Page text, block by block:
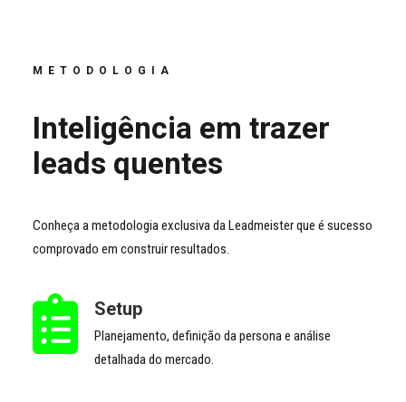
METODOLOGIA
Inteligência em trazer
leads quentes
Conheça a metodologia exclusiva da Leadmeister que é sucesso
comprovado em construir resultados.
Setup
Planejamento, definição da persona e análise
detalhada do mercado.